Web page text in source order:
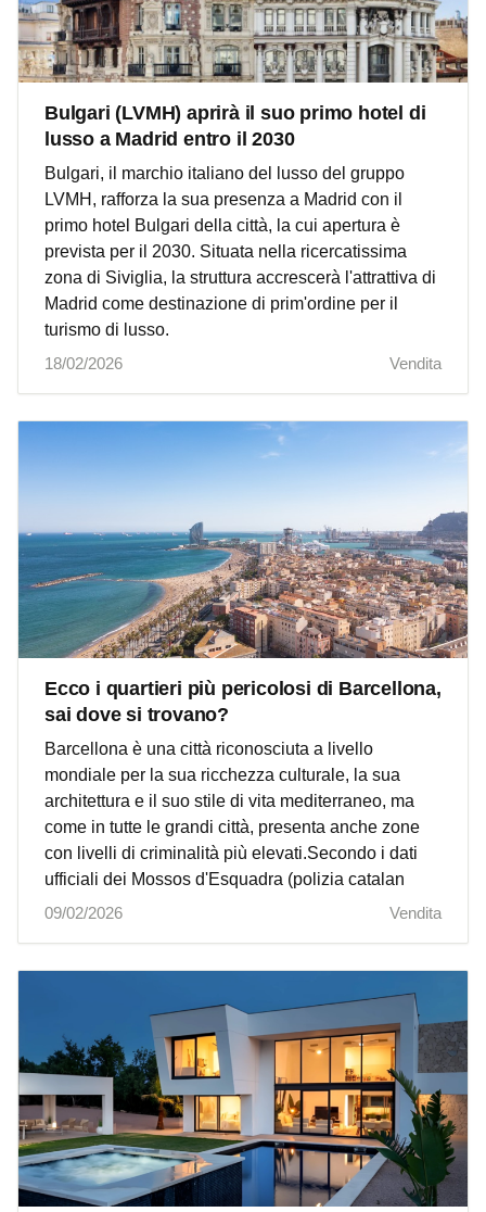
Bulgari (LVMH) aprirà il suo primo hotel di
lusso a Madrid entro il 2030
Bulgari, il marchio italiano del lusso del gruppo
LVMH, rafforza la sua presenza a Madrid con il
primo hotel Bulgari della città, la cui apertura è
prevista per il 2030. Situata nella ricercatissima
zona di Siviglia, la struttura accrescerà l'attrattiva di
Madrid come destinazione di prim'ordine per il
turismo di lusso.
18/02/2026
Vendita
Ecco i quartieri più pericolosi di Barcellona,
sai dove si trovano?
Barcellona è una città riconosciuta a livello
mondiale per la sua ricchezza culturale, la sua
architettura e il suo stile di vita mediterraneo, ma
come in tutte le grandi città, presenta anche zone
con livelli di criminalità più elevati.Secondo i dati
ufficiali dei Mossos d'Esquadra (polizia catalan
09/02/2026
Vendita